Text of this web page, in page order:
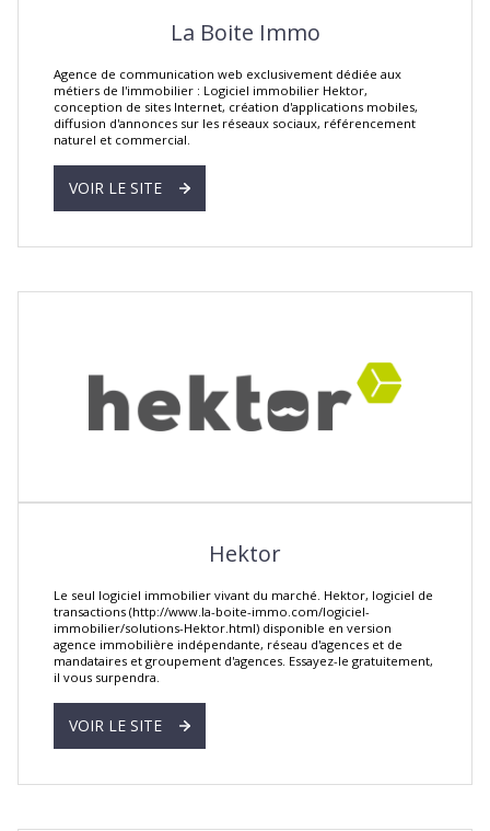
La Boite Immo
Agence de communication web exclusivement dédiée aux
métiers de l'immobilier : Logiciel immobilier Hektor,
conception de sites Internet, création d'applications mobiles,
diffusion d'annonces sur les réseaux sociaux, référencement
naturel et commercial.
VOIR LE SITE
Hektor
Le seul logiciel immobilier vivant du marché. Hektor, logiciel de
transactions (http://www.la-boite-immo.com/logiciel-
immobilier/solutions-Hektor.html) disponible en version
agence immobilière indépendante, réseau d'agences et de
mandataires et groupement d'agences. Essayez-le gratuitement,
il vous surpendra.
VOIR LE SITE